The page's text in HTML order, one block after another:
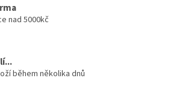
nad 5000kč
během několika dnů